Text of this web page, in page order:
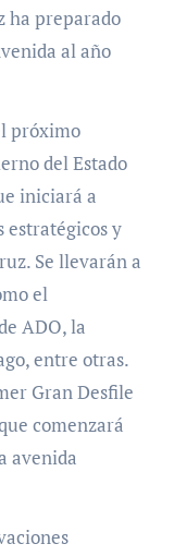
ha preparado
al año
próximo
del Estado
iniciará a
estratégicos y
Se llevarán a
el
ADO, la
entre otras.
Gran Desfile
comenzará
avenida